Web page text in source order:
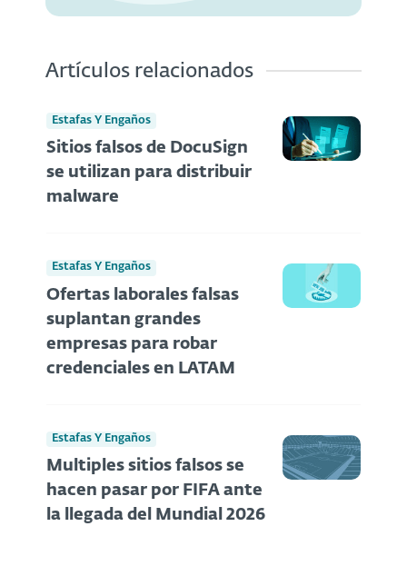
Artículos relacionados
Estafas Y Engaños
Sitios falsos de DocuSign
se utilizan para distribuir
malware
Estafas Y Engaños
Ofertas laborales falsas
suplantan grandes
empresas para robar
credenciales en LATAM
Estafas Y Engaños
Multiples sitios falsos se
hacen pasar por FIFA ante
la llegada del Mundial 2026